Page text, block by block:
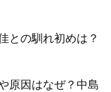
との馴れ初めは？
原因はなぜ？中島